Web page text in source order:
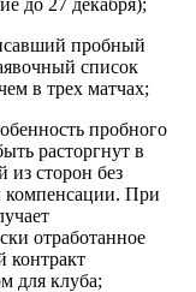
пробный
список
в трех матчах;
пробного
расторгнут в
сторон без
компенсации. При
отработанное
контракт
для клуба;